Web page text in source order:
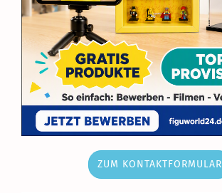
ZUM KONTAKTFORMULAR